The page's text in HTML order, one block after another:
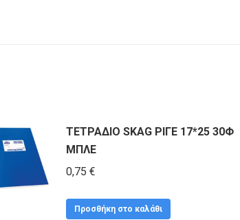
ΤΕΤΡΑΔΙΟ SKAG ΡΙΓΕ 17*25 30Φ
ΜΠΛΕ
0,75 €
Προσθήκη στο καλάθι